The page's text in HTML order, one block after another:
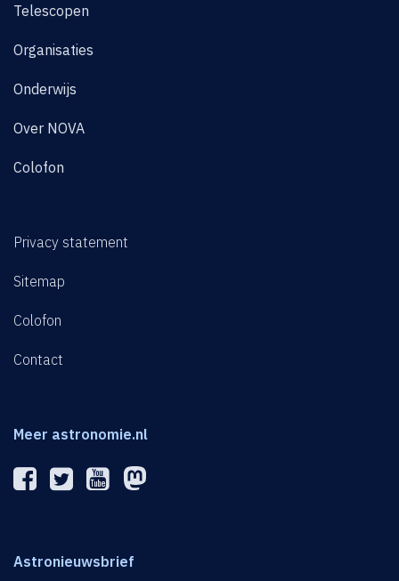
Telescopen
Organisaties
Onderwijs
Over NOVA
Colofon
Privacy statement
Sitemap
Colofon
Contact
Meer astronomie.nl
Astronieuwsbrief